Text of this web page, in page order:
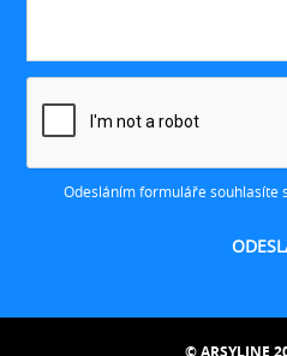
Odesláním formuláře souhlasíte s
© ARSYLINE